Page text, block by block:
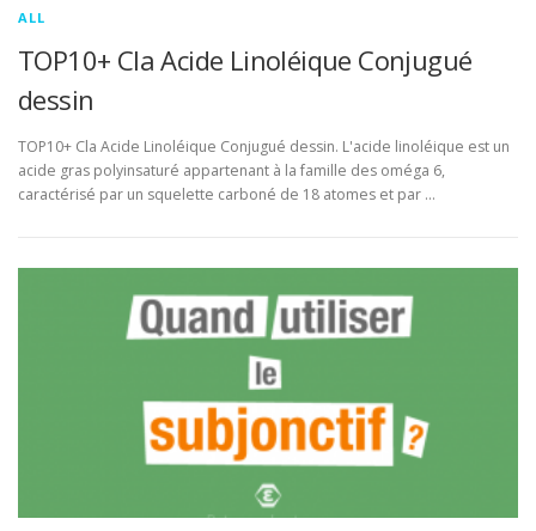
ALL
TOP10+ Cla Acide Linoléique Conjugué
dessin
TOP10+ Cla Acide Linoléique Conjugué dessin. L'acide linoléique est un
acide gras polyinsaturé appartenant à la famille des oméga 6,
caractérisé par un squelette carboné de 18 atomes et par …